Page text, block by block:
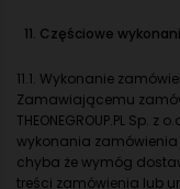
11. Częściowe
11.1. Wykonanie
Zamawiającemu
THEONEGROUP.PL Sp.
wykonania
chyba że wymóg
treści zamówienia lub